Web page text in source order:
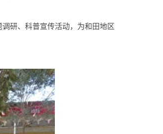
研、科普宣传活动，为和田地区